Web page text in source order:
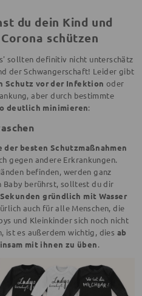
du dein Kind und
schützen
sollten definitiv nicht unterschätz
der Schwangerschaft! Leider gibt
Schutz vor der Infektion oder
aber durch bestimmte
deutlich minimieren:
der besten Schutzmaßnahmen
gegen andere Erkrankungen.
befinden, werden ganz
berührst, solltest du dir
gründlich mit Wasser
auch für alle Menschen, die
und Kleinkinder sich noch nicht
ist es außerdem wichtig, dies ab
mit ihnen zu üben.